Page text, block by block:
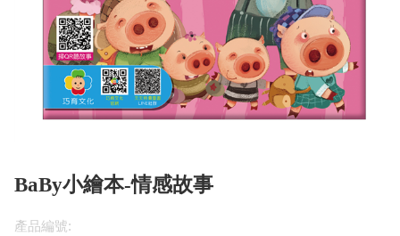
BaBy小繪本-情感故事
產品編號: